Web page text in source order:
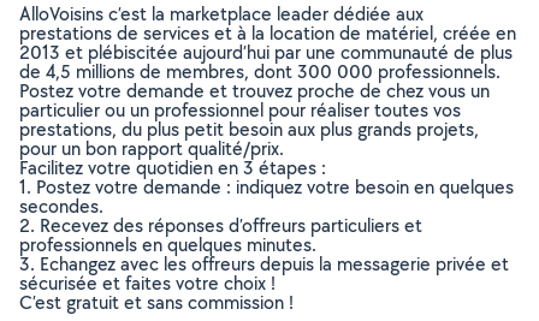
AlloVoisins c’est la marketplace leader dédiée aux
prestations de services et à la location de matériel, créée en
2013 et plébiscitée aujourd’hui par une communauté de plus
de 4,5 millions de membres, dont 300 000 professionnels.
Postez votre demande et trouvez proche de chez vous un
particulier ou un professionnel pour réaliser toutes vos
prestations, du plus petit besoin aux plus grands projets,
pour un bon rapport qualité/prix.
Facilitez votre quotidien en 3 étapes :
1. Postez votre demande : indiquez votre besoin en quelques
secondes.
2. Recevez des réponses d’offreurs particuliers et
professionnels en quelques minutes.
3. Echangez avec les offreurs depuis la messagerie privée et
sécurisée et faites votre choix !
C’est gratuit et sans commission !